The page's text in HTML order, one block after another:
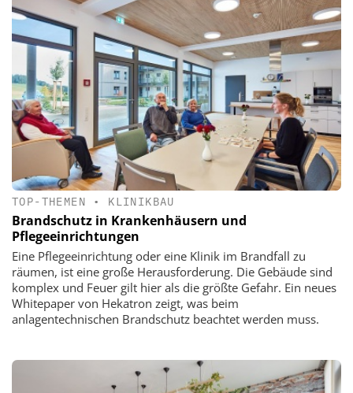
TOP-THEMEN • KLINIKBAU
Brandschutz in Krankenhäusern und
Pflegeeinrichtungen
Eine Pflegeeinrichtung oder eine Klinik im Brandfall zu
räumen, ist eine große Herausforderung. Die Gebäude sind
komplex und Feuer gilt hier als die größte Gefahr. Ein neues
Whitepaper von Hekatron zeigt, was beim
anlagentechnischen Brandschutz beachtet werden muss.